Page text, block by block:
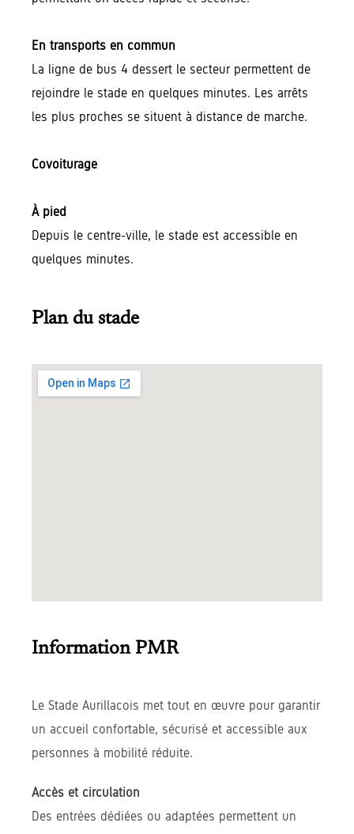
En transports en commun
La ligne de bus 4 dessert le secteur permettent de
rejoindre le stade en quelques minutes. Les arrêts
les plus proches se situent à distance de marche.
Covoiturage
À pied
Depuis le centre-ville, le stade est accessible en
quelques minutes.
Plan du stade
Information PMR
Le Stade Aurillacois met tout en œuvre pour garantir
un accueil confortable, sécurisé et accessible aux
personnes à mobilité réduite.
Accès et circulation
Des entrées dédiées ou adaptées permettent un